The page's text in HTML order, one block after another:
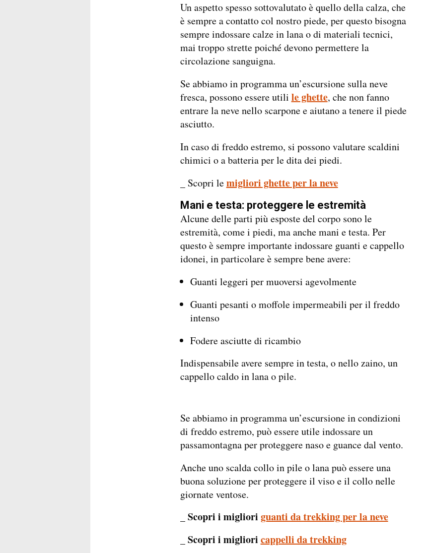
Un aspetto spesso sottovalutato è quello della calza, che
è sempre a contatto col nostro piede, per questo bisogna
sempre indossare calze in lana o di materiali tecnici,
mai troppo strette poiché devono permettere la
circolazione sanguigna.
Se abbiamo in programma un’escursione sulla neve
fresca, possono essere utili le ghette, che non fanno
entrare la neve nello scarpone e aiutano a tenere il piede
asciutto.
In caso di freddo estremo, si possono valutare scaldini
chimici o a batteria per le dita dei piedi.
_ Scopri lemigliori ghette per la neve
Mani e testa: proteggere le estremità
Alcune delle parti più esposte del corpo sono le
estremità, come i piedi, ma anche mani e testa. Per
questo è sempre importante indossare guanti e cappello
idonei, in particolare è sempre bene avere:
Guanti leggeri per muoversi agevolmente
Guanti pesanti o moffole impermeabili per il freddo
intenso
Fodere asciutte di ricambio
Indispensabile avere sempre in testa, o nello zaino, un
cappello caldo in lana o pile.
Se abbiamo in programma un’escursione in condizioni
di freddo estremo, può essere utile indossare un
passamontagna per proteggere naso e guance dal vento.
Anche uno scalda collo in pile o lana può essere una
buona soluzione per proteggere il viso e il collo nelle
giornate ventose.
_ Scopri i migliori guanti da trekking per la neve
_ Scopri i migliori cappelli da trekking